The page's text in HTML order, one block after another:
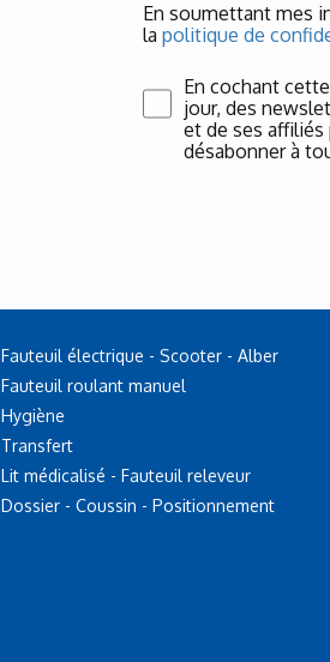
En soumettant mes
la politique de
En cochant
jour, des
et de ses
désabonner à
Fauteuil électrique - Scooter - Alber
Fauteuil roulant manuel
Hygiène
Transfert
Lit médicalisé - Fauteuil releveur
Dossier - Coussin - Positionnement